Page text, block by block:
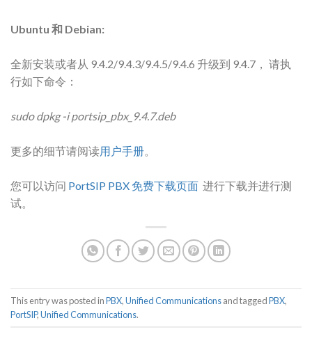
Ubuntu 和 Debian:
全新安装或者从 9.4.2/9.4.3/9.4.5/9.4.6 升级到 9.4.7， 请执
行如下命令：
sudo dpkg -i portsip_pbx_9.4.7.deb
更多的细节请阅读用户手册。
您可以访问 PortSIP PBX 免费下载页面 进行下载并进行测
试。
This entry was posted inPBX,Unified Communicationsand taggedPBX,
PortSIP,Unified Communications.